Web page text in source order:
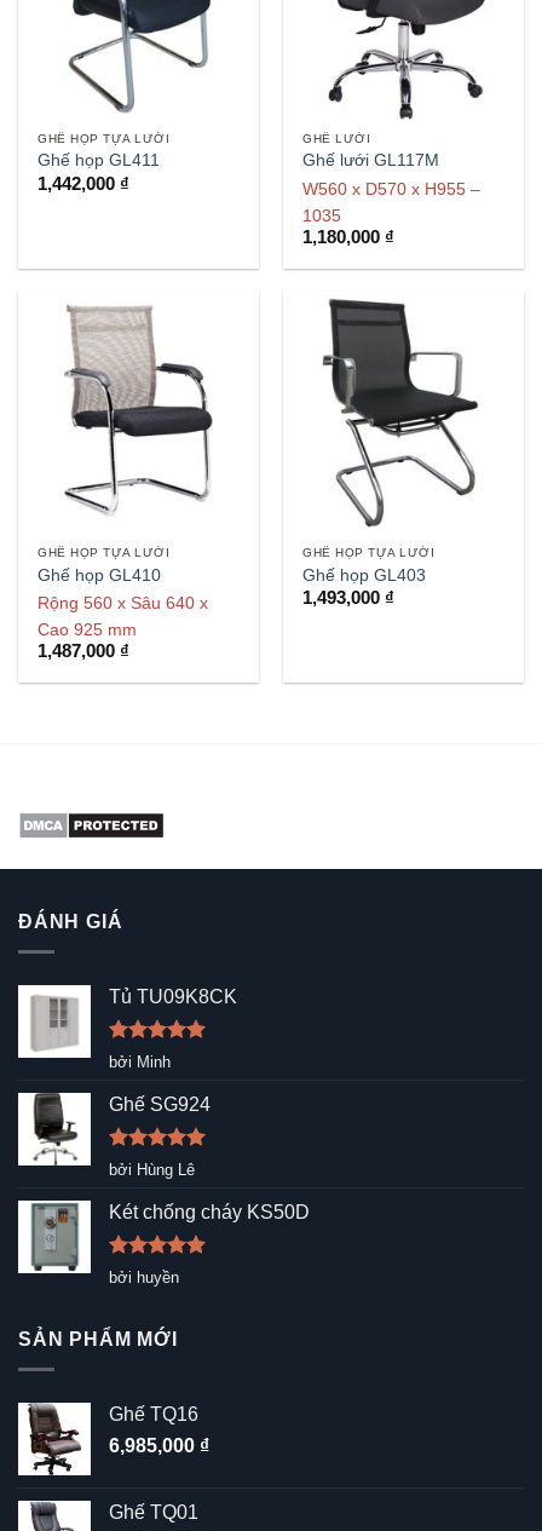
GHẾ HỌP TỰA LƯỚI
Ghế họp GL411
1,442,000 ₫
GHẾ LƯỚI
Ghế lưới GL117M
W560 x D570 x H955 –
1035
1,180,000 ₫
GHẾ HỌP TỰA LƯỚI
Ghế họp GL410
Rộng 560 x Sâu 640 x
Cao 925 mm
1,487,000 ₫
GHẾ HỌP TỰA LƯỚI
Ghế họp GL403
1,493,000 ₫
ĐÁNH GIÁ
Tủ TU09K8CK
Được xếp
sao
bởi Minh
Ghế SG924
Được xếp
5
sao
bởi Hùng Lê
Két chống cháy KS50D
Được xếp
hạng5
bởi huyền
SẢN PHẨM MỚI
Ghế TQ16
6,985,000 ₫
Ghế TQ01